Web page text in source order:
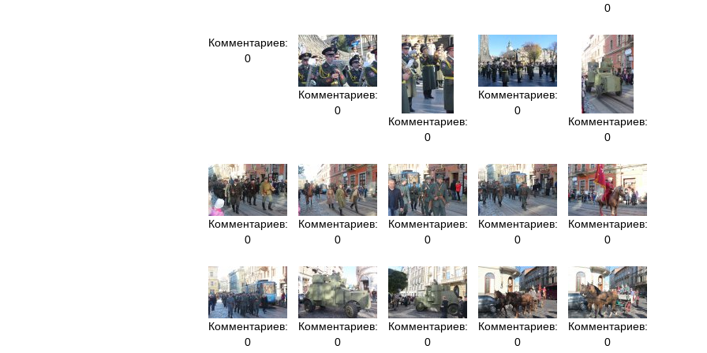
0
Комментариев:
0
Комментариев:
0
Комментариев:
0
Комментариев:
0
Комментариев:
0
Комментариев:
0
Комментариев:
0
Комментариев:
0
Комментариев:
0
Комментариев:
0
Комментариев:
0
Комментариев:
0
Комментариев:
0
Комментариев:
0
Комментариев:
0